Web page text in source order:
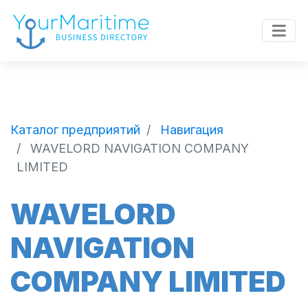
Каталог предприятий
Навигация
WAVELORD NAVIGATION COMPANY
LIMITED
WAVELORD
NAVIGATION
COMPANY LIMITED